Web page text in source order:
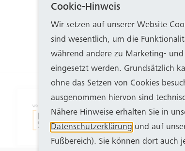
Cookie-Hinweis
Wir setzen auf unserer Website
sind wesentlich, um die
während andere zu Marketing- und
eingesetzt werden. Grundsätzlich
ohne das Setzen von Cookies
ausgenommen hiervon sind
Nähere Hinweise erhalten Sie in
Datenschutzerklärung und auf
Fußbereich). Sie können dort auch